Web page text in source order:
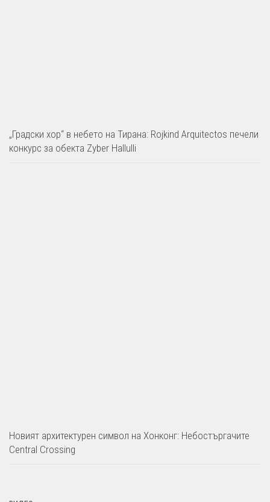
„Градски хор“ в небето на Тирана: Rojkind Arquitectos печели
конкурс за обекта Zyber Hallulli
Новият архитектурен символ на Хонконг: Небостъргачите
Central Crossing